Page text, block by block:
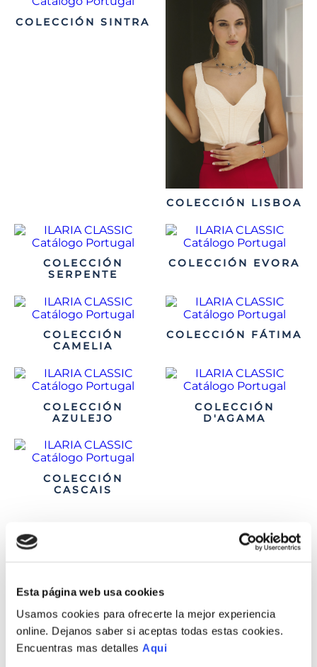
Esta página web usa cookies
Usamos cookies para ofrecerte la mejor experiencia
online. Dejanos saber si aceptas todas estas cookies.
Encuentras mas detalles Aqui
COLECCIÓN SINTRA
COLECCIÓN LISBOA
COLECCIÓN
SERPENTE
COLECCIÓN EVORA
COLECCIÓN
CAMELIA
COLECCIÓN FÁTIMA
COLECCIÓN
AZULEJO
COLECCIÓN
D'AGAMA
COLECCIÓN
CASCAIS
LÍNEA
ILARIA CLASSIC
Propone una línea de joyas de diseño para